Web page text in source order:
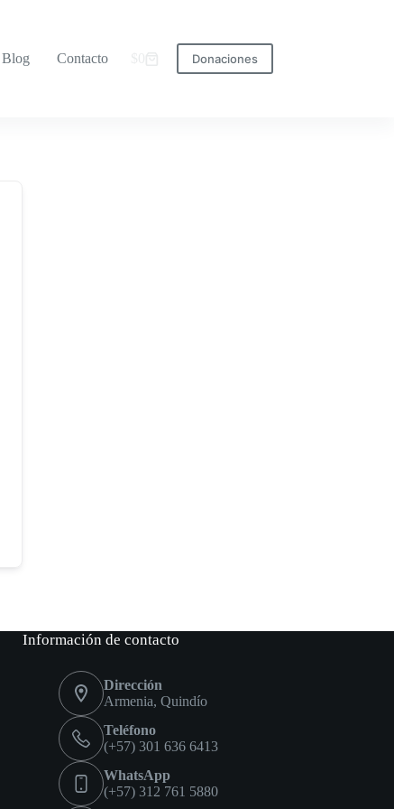
Blog Contacto Donaciones
Información de contacto
Dirección
Armenia, Quindío
Teléfono
(+57) 301 636 6413
WhatsApp
(+57) 312 761 5880